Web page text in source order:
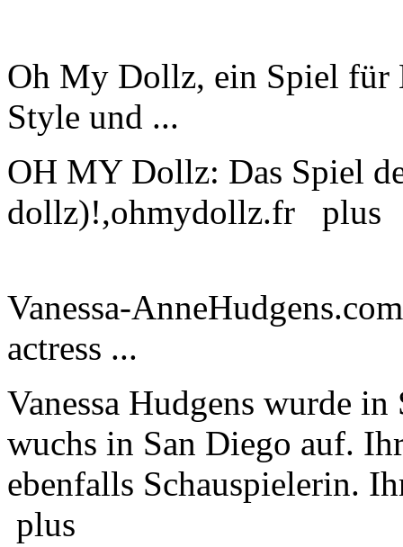
Oh My Dollz, ein Spiel für
Style und ...
OH MY Dollz: Das Spiel
dollz)!,ohmydollz.fr
plus
Vanessa-
actress ...
Vanessa Hudgens wurde
wuchs in San Diego auf.
ebenfalls Schauspielerin.
plus